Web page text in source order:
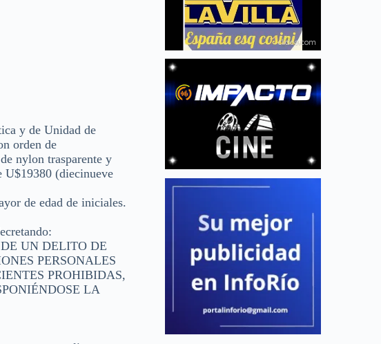
y de Unidad de
orden de
nylon trasparente y
U$19380 (diecinueve
de edad de iniciales.
UN DELITO DE
PERSONALES
PROHIBIDAS,
LA